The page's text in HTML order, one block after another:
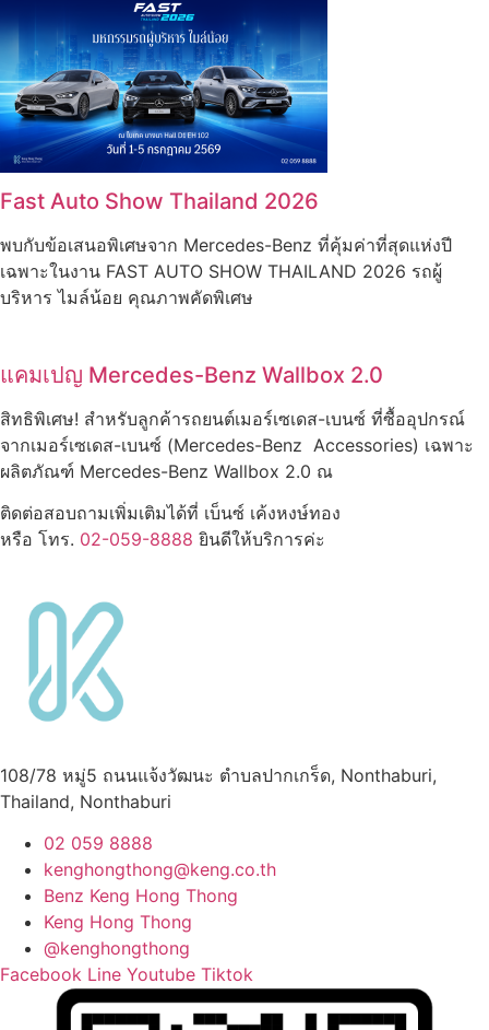
Fast Auto Show Thailand 2026
พบกับข้อเสนอพิเศษจาก Mercedes-Benz ที่คุ้มค่าที่สุดแห่งปี
เฉพาะในงาน FAST AUTO SHOW THAILAND 2026 รถผู้
บริหาร ไมล์น้อย คุณภาพคัดพิเศษ
แคมเปญ Mercedes-Benz Wallbox 2.0
สิทธิพิเศษ! สำหรับลูกค้ารถยนต์เมอร์เซเดส-เบนซ์ ที่ซื้ออุปกรณ์
จากเมอร์เซเดส-เบนซ์ (Mercedes-Benz Accessories) เฉพาะ
ผลิตภัณฑ์ Mercedes-Benz Wallbox 2.0 ณ
ติดต่อสอบถามเพิ่มเติมได้ที่ เบ็นซ์ เค้งหงษ์ทอง
หรือ โทร. 02-059-8888 ยินดีให้บริการค่ะ
108/78 หมู่5 ถนนแจ้งวัฒนะ ตำบลปากเกร็ด, Nonthaburi,
Thailand, Nonthaburi
02 059 8888
kenghongthong@keng.co.th
Benz Keng Hong Thong
Keng Hong Thong
@kenghongthong
Facebook Line Youtube Tiktok